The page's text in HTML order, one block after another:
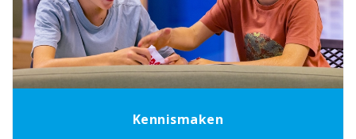
Kennismaken